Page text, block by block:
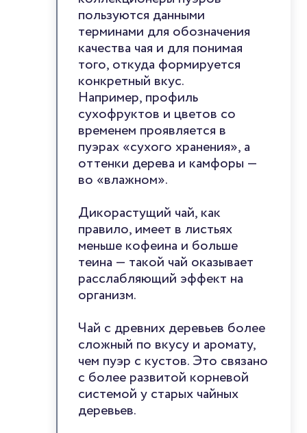
пользуются данными
терминами для обозначения
качества чая и для понимая
того, откуда формируется
конкретный вкус.
Например, профиль
сухофруктов и цветов со
временем проявляется в
пуэрах «сухого хранения», а
оттенки дерева и камфоры —
во «влажном».
Дикорастущий чай, как
правило, имеет в листьях
меньше кофеина и больше
теина — такой чай оказывает
расслабляющий эффект на
организм.
Чай с древних деревьев более
сложный по вкусу и аромату,
чем пуэр с кустов. Это связано
с более развитой корневой
системой у старых чайных
деревьев.